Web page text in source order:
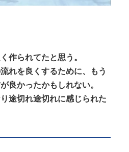
作られてたと思う。
れを良くするために、もう
良かったかもしれない。
途切れ途切れに感じられた